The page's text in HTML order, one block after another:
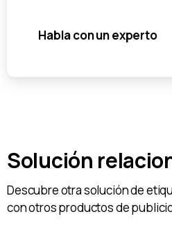
Habla con un experto
Solución
Descubre otra solución de
con otros productos de